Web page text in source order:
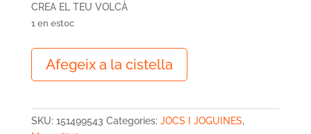
CREA EL TEU VOLCÀ
1 en estoc
TEU
Afegeix a la cistella
SKU: 151499543 Categories: JOCS I JOGUINES,